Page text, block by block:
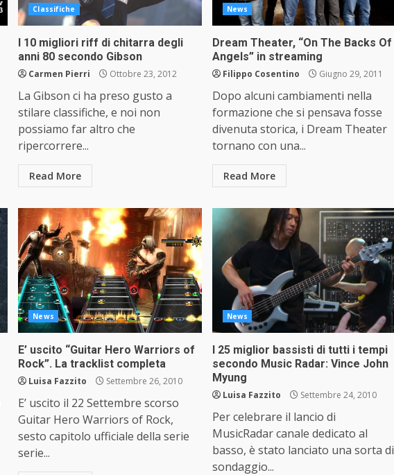
Classifiche
I 10 migliori riff di chitarra degli
anni 80 secondo Gibson
Carmen Pierri Ottobre 23, 2012
La Gibson ci ha preso gusto a
stilare classifiche, e noi non
possiamo far altro che
ripercorrere...
Read More
News
Dream Theater, “On The Backs Of
Angels” in streaming
Filippo Cosentino Giugno 29, 2011
Dopo alcuni cambiamenti nella
formazione che si pensava fosse
divenuta storica, i Dream Theater
tornano con una...
Read More
News
E’ uscito “Guitar Hero Warriors of
Rock”. La tracklist completa
Luisa Fazzito Settembre 26, 2010
E’ uscito il 22 Settembre scorso
Guitar Hero Warriors of Rock,
sesto capitolo ufficiale della serie
serie...
News
I 25 miglior bassisti di tutti i tempi
secondo Music Radar: Vince John
Myung
Luisa Fazzito Settembre 24, 2010
Per celebrare il lancio di
MusicRadar canale dedicato al
basso, è stato lanciato una sorta di
sondaggio...